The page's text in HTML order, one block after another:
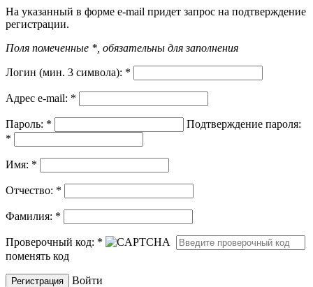
На указанный в форме e-mail придет запрос на подтверждение
регистрации.
Поля помеченные *, обязательны для заполнения
Логин (мин. 3 символа): *
Адрес e-mail: *
Пароль: *
Подтверждение пароля:
*
Имя: *
Отчество: *
Фамилия: *
Проверочный код: *
поменять код
Войти